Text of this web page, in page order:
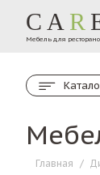
CA R
Мебель для
Главная /